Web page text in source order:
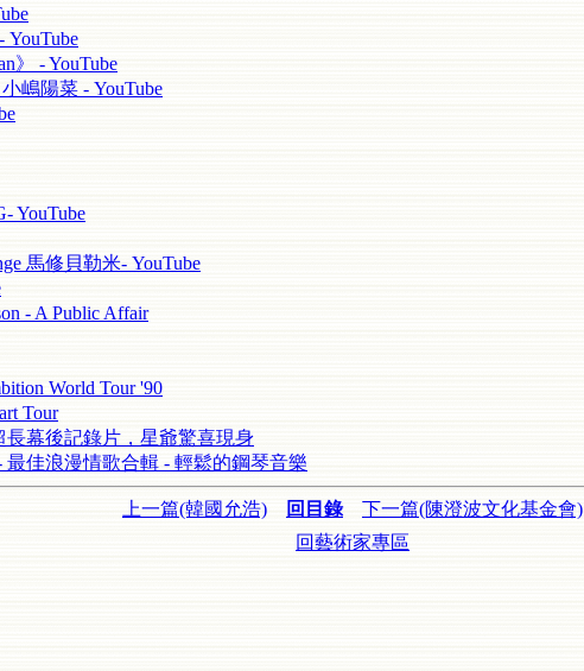
》 - YouTube
嶋陽菜 - YouTube
YouTube
馬修貝勒米- YouTube
- A Public Affair
World Tour '90
Tour
幕後記錄片，星爺驚喜現身
佳浪漫情歌合輯 - 輕鬆的鋼琴音樂
上一篇(韓國允浩) 回目錄
下一篇(陳澄波文化基金會)
回藝術家專區